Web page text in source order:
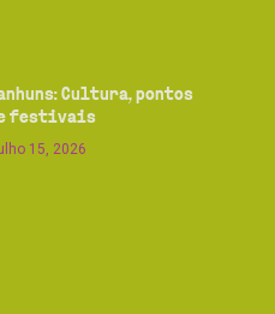
Cultura, pontos
festivais
15, 2026